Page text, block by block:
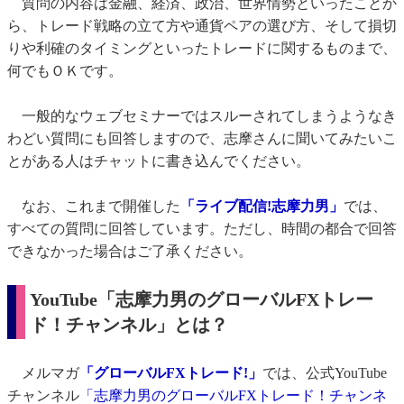
質問の内容は金融、経済、政治、世界情勢といったことか
ら、トレード戦略の立て方や通貨ペアの選び方、そして損切
りや利確のタイミングといったトレードに関するものまで、
何でもＯＫです。
一般的なウェブセミナーではスルーされてしまうようなき
わどい質問にも回答しますので、志摩さんに聞いてみたいこ
とがある人はチャットに書き込んでください。
なお、これまで開催した 「ライブ配信!志摩力男」 では、
すべての質問に回答しています。ただし、時間の都合で回答
できなかった場合はご了承ください。
YouTube「志摩力男のグローバルFXトレー
ド！チャンネル」とは？
メルマガ「グローバルFXトレード!」 では、公式YouTube
チャンネル 「志摩力男のグローバルFXトレード！チャンネ